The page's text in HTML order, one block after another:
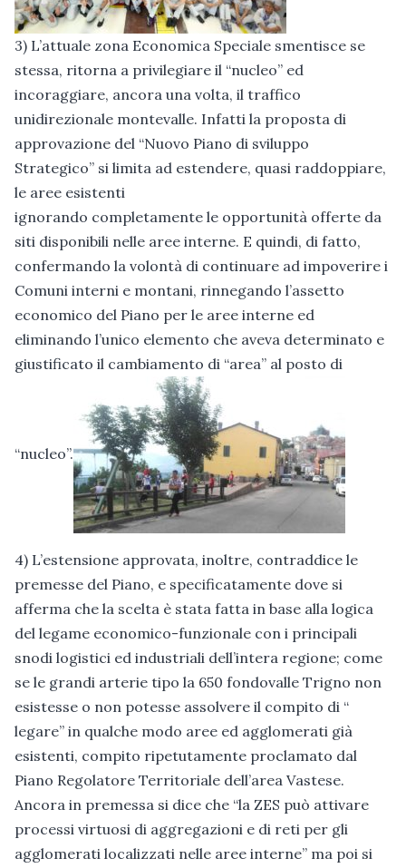
3) L’attuale zona Economica Speciale smentisce se
stessa, ritorna a privilegiare il “nucleo” ed
incoraggiare, ancora una volta, il traffico
unidirezionale montevalle. Infatti la proposta di
approvazione del “Nuovo Piano di sviluppo
Strategico” si limita ad estendere, quasi raddoppiare,
le aree esistenti
ignorando completamente le opportunità offerte da
siti disponibili nelle aree interne. E quindi, di fatto,
confermando la volontà di continuare ad impoverire i
Comuni interni e montani, rinnegando l’assetto
economico del Piano per le aree interne ed
eliminando l’unico elemento che aveva determinato e
giustificato il cambiamento di “area” al posto di
“nucleo”.
4) L’estensione approvata, inoltre, contraddice le
premesse del Piano, e specificatamente dove si
afferma che la scelta è stata fatta in base alla logica
del legame economico-funzionale con i principali
snodi logistici ed industriali dell’intera regione; come
se le grandi arterie tipo la 650 fondovalle Trigno non
esistesse o non potesse assolvere il compito di “
legare” in qualche modo aree ed agglomerati già
esistenti, compito ripetutamente proclamato dal
Piano Regolatore Territoriale dell’area Vastese.
Ancora in premessa si dice che “la ZES può attivare
processi virtuosi di aggregazioni e di reti per gli
agglomerati localizzati nelle aree interne” ma poi si